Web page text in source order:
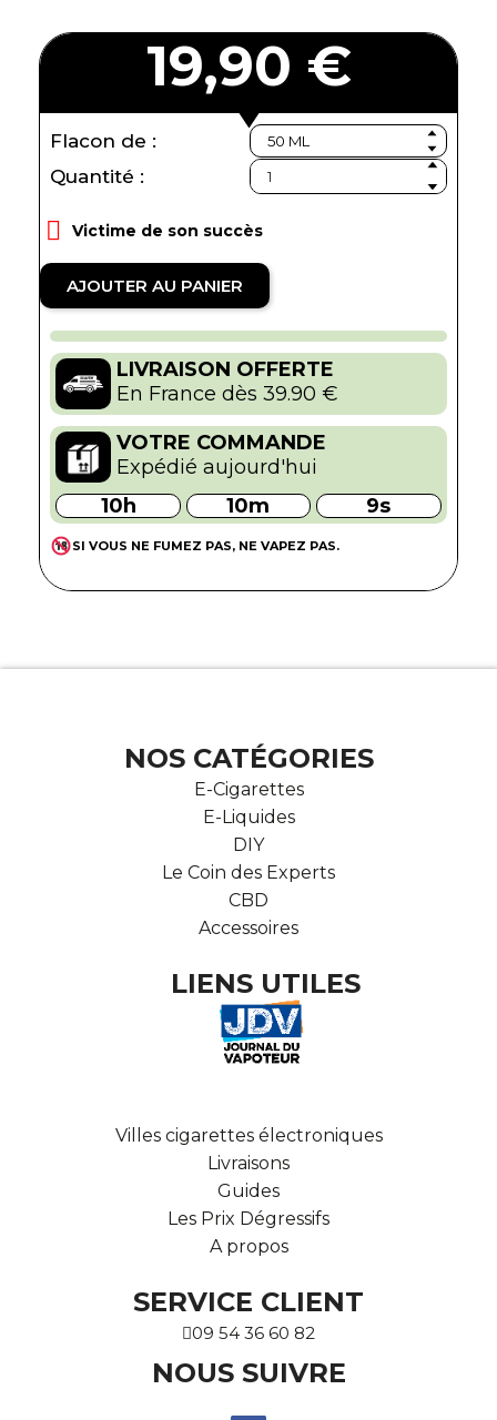
19,90 €
Flacon de :
Quantité :
 Victime de son succès
AJOUTER AU PANIER
LIVRAISON OFFERTE
En France dès 39.90 €
VOTRE COMMANDE
Expédié aujourd'hui
10h
10m 8s
SI VOUS NE FUMEZ PAS, NE VAPEZ PAS.
NOS CATÉGORIES
E-Cigarettes
E-Liquides
DIY
Le Coin des Experts
CBD
Accessoires
LIENS UTILES
Villes cigarettes électroniques
Livraisons
Guides
Les Prix Dégressifs
A propos
SERVICE CLIENT
09 54 36 60 82
NOUS SUIVRE